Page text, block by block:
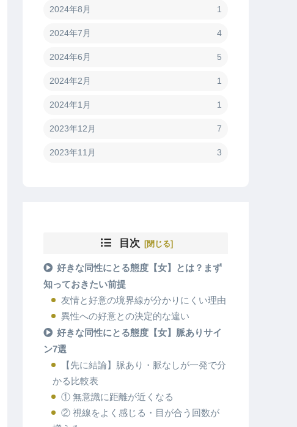
2024年8月 1
2024年7月 4
2024年6月 5
2024年2月 1
2024年1月 1
2023年12月 7
2023年11月 3
目次
好きな同性にとる態度【女】とは？まず
知っておきたい前提
友情と好意の境界線が分かりにくい理由
異性への好意との決定的な違い
好きな同性にとる態度【女】脈ありサイ
ン7選
【先に結論】脈あり・脈なしが一発で分
かる比較表
① 無意識に距離が近くなる
② 視線をよく感じる・目が合う回数が